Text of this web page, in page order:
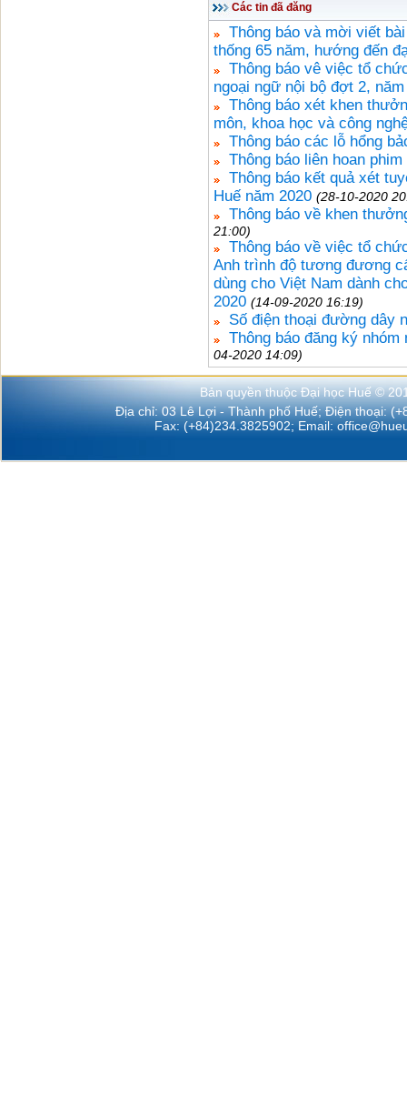
Các tin đã đăng
Thông báo và mời viết
thống 65 năm, hướng đến
Thông báo vê việc tổ
ngoại ngữ nội bộ đợt 2,
Thông báo xét khen
môn, khoa học và công
Thông báo các lỗ hổng
Thông báo liên hoan
Thông báo kết quả xét
Huế năm 2020 (28-10-2020
Thông báo về khen
21:00)
Thông báo về việc tổ
Anh trình độ tương đương
dùng cho Việt Nam dành
2020 (14-09-2020 16:19)
Số điện thoại đường dây
Thông báo đăng ký
04-2020 14:09)
Bản quyền thuộc Đại học Huế ©
Địa chỉ: 03 Lê Lợi - Thành phố Huế; Điện thoại:
Fax: (+84)234.3825902; Email: